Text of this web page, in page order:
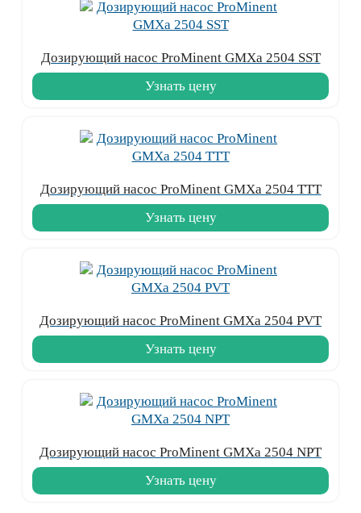
Дозирующий насос ProMinent GMXa 2504 SST
Узнать цену
Дозирующий насос ProMinent GMXa 2504 TTT
Узнать цену
Дозирующий насос ProMinent GMXa 2504 PVT
Узнать цену
Дозирующий насос ProMinent GMXa 2504 NPT
Узнать цену